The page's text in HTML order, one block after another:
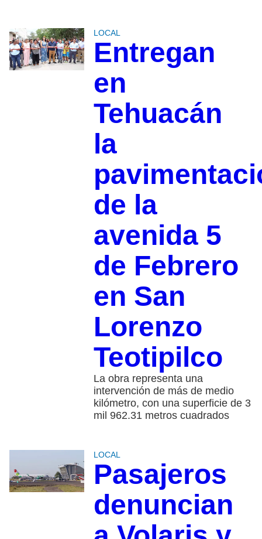
LOCAL
Entregan
en
Tehuacán
la
de la
avenida 5
de Febrero
en San
Lorenzo
Teotipilco
La obra representa una
intervención de más de medio
kilómetro, con una superficie de 3
mil 962.31 metros cuadrados
LOCAL
Pasajeros
denuncian